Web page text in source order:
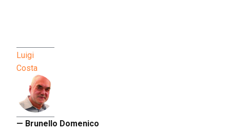
Luigi
Costa
— Brunello Domenico